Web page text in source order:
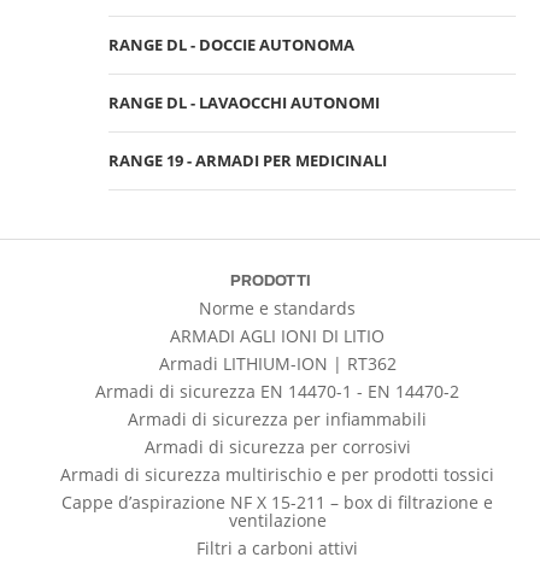
RANGE DL - DOCCIE AUTONOMA
RANGE DL - LAVAOCCHI AUTONOMI
RANGE 19 - ARMADI PER MEDICINALI
PRODOTTI
Norme e standards
ARMADI AGLI IONI DI LITIO
Armadi LITHIUM-ION | RT362
Armadi di sicurezza EN 14470-1 - EN 14470-2
Armadi di sicurezza per infiammabili
Armadi di sicurezza per corrosivi
Armadi di sicurezza multirischio e per prodotti tossici
Cappe d’aspirazione NF X 15-211 – box di filtrazione e
ventilazione
Filtri a carboni attivi